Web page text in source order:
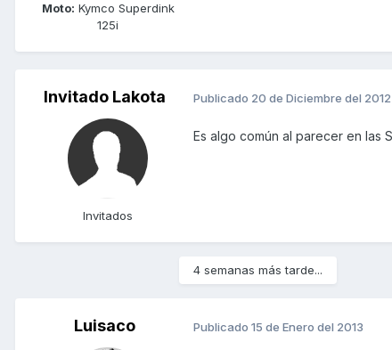
Moto: Kymco Superdink
125i
Invitado Lakota
Invitados
Publicado 20 de Diciembre del 2012
Es algo común al parecer en las
4 semanas más tarde...
Luisaco Publicado 15 de Enero del 2013